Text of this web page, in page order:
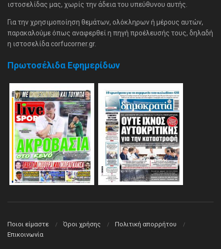
ιστοσελίδας μας, χωρίς την άδεια του υπεύθυνου αυτής.
Για την χρησιμοποίηση θεμάτων, ολόκληρων ή μέρους αυτών,
παρακαλούμε όπως αναφερθεί η πηγή προέλευσής τους, δηλαδή
η ιστοσελίδα corfucorner.gr.
Πρωτοσέλιδα Εφημερίδων
Ποιοι είμαστε Όροι χρήσης
Πολιτική απορρήτου
Επικοινωνία